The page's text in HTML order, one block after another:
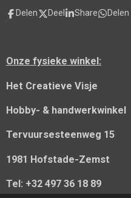
c
e
k
Delen Deel Share Delen
Onze fysieke winkel:
Het Creatieve Visje
Hobby- & handwerkwinkel
Tervuursesteenweg 15
1981 Hofstade-Zemst
Tel: +32 497 36 18 89